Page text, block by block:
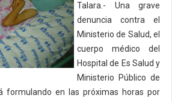
Talara.- Una grave
denuncia contra el
Ministerio de Salud, el
cuerpo médico del
Hospital de Es Salud y
Ministerio Público de
formulando en las próximas horas por